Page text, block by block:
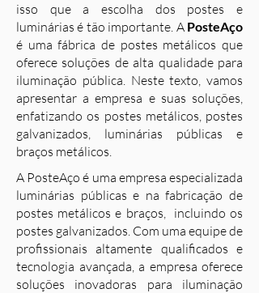
isso que a escolha dos postes e
luminárias é tão importante. A PosteAço
é uma fábrica de postes metálicos que
oferece soluções de alta qualidade para
iluminação pública. Neste texto, vamos
apresentar a empresa e suas soluções,
enfatizando os postes metálicos, postes
galvanizados, luminárias públicas e
braços metálicos.
A PosteAço é uma empresa especializada
luminárias públicas e na fabricação de
postes metálicos e braços, incluindo os
postes galvanizados. Com uma equipe de
profissionais altamente qualificados e
tecnologia avançada, a empresa oferece
soluções inovadoras para iluminação